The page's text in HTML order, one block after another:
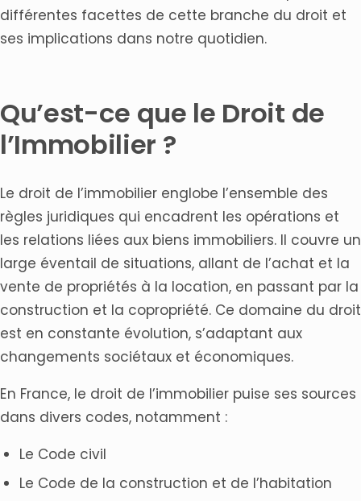
différentes facettes de cette branche du droit et
ses implications dans notre quotidien.
Qu’est-ce que le Droit de
l’Immobilier ?
Le droit de l’immobilier englobe l’ensemble des
règles juridiques qui encadrent les opérations et
les relations liées aux biens immobiliers. Il couvre un
large éventail de situations, allant de l’achat et la
vente de propriétés à la location, en passant par la
construction et la copropriété. Ce domaine du droit
est en constante évolution, s’adaptant aux
changements sociétaux et économiques.
En France, le droit de l’immobilier puise ses sources
dans divers codes, notamment :
Le Code civil
Le Code de la construction et de l’habitation